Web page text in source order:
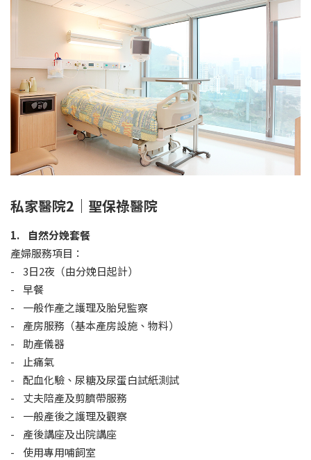
私家醫院2｜聖保祿醫院
1. 自然分娩套餐
產婦服務項目：
- 3日2夜（由分娩日起計）
- 早餐
- 一般作產之護理及胎兒監察
- 產房服務（基本產房設施、物料）
- 助產儀器
- 止痛氣
- 配血化驗、尿糖及尿蛋白試紙測試
- 丈夫陪產及剪臍帶服務
- 一般產後之護理及觀察
- 產後講座及出院講座
- 使用專用哺飼室